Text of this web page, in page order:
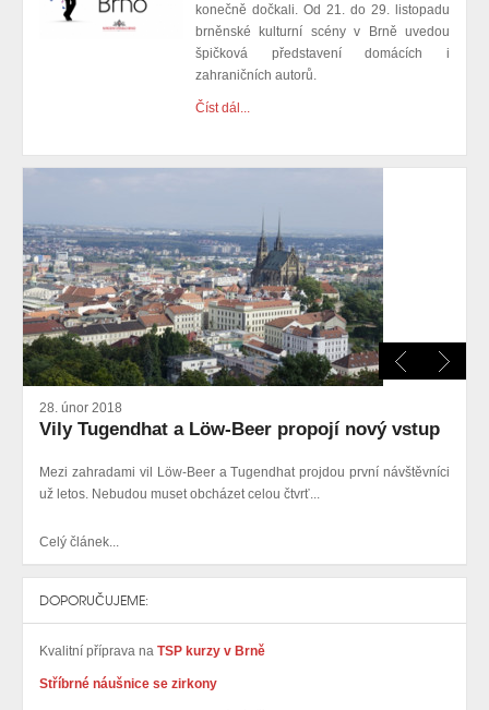
konečně dočkali. Od 21. do 29. listopadu
brněnské kulturní scény v Brně uvedou
špičková představení domácích i
zahraničních autorů.
Číst dál...
28. únor 2018
Vily Tugendhat a Löw-Beer propojí nový vstup
Mezi zahradami vil Löw-Beer a Tugendhat projdou první návštěvníci
už letos. Nebudou muset obcházet celou čtvrť...
Celý článek...
DOPORUČUJEME:
Kvalitní příprava na TSP kurzy v Brně
Stříbrné náušnice se zirkony